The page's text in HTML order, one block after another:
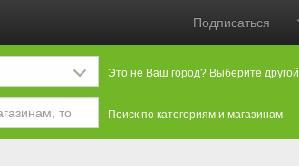
Подписаться
Это не Ваш город? Выберите другой
Поиск по категориям и магазинам